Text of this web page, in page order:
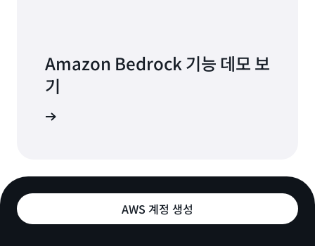
Amazon Bedrock 기능 데모 보
기
AWS 계정 생성